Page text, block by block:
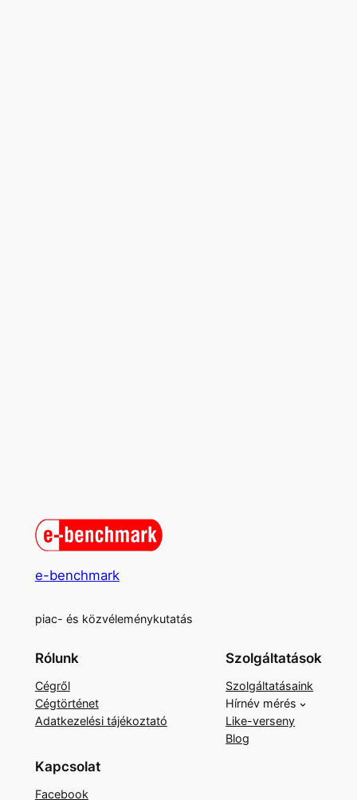
e-benchmark
piac- és közvéleménykutatás
Rólunk
Cégről
Cégtörténet
Adatkezelési tájékoztató
Szolgáltatások
Szolgáltatásaink
Hírnév mérés
Like-verseny
Blog
Kapcsolat
Facebook